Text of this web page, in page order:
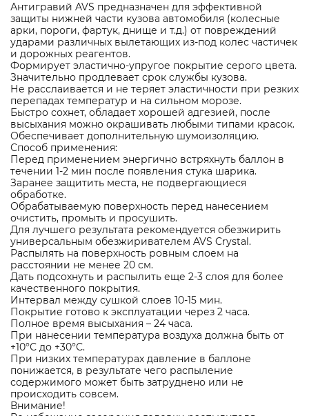
Антигравий AVS предназначен для эффективной
защиты нижней части кузова автомобиля (колесные
арки, пороги, фартук, днище и т.д.) от повреждений
ударами различных вылетающих из-под колес частичек
и дорожных реагентов.
Формирует эластично-упругое покрытие серого цвета.
Значительно продлевает срок службы кузова.
Не расслаивается и не теряет эластичности при резких
перепадах температур и на сильном морозе.
Быстро сохнет, обладает хорошей адгезией, после
высыхания можно окрашивать любыми типами красок.
Обеспечивает дополнительную шумоизоляцию.
Способ применения:
Перед применением энергично встряхнуть баллон в
течении 1-2 мин после появления стука шарика.
Заранее защитить места, не подвергающиеся
обработке.
Обрабатываемую поверхность перед нанесением
очистить, промыть и просушить.
Для лучшего результата рекомендуется обезжирить
универсальным обезжиривателем AVS Crystal.
Распылять на поверхность ровным слоем на
расстоянии не менее 20 см.
Дать подсохнуть и распылить еще 2-3 слоя для более
качественного покрытия.
Интервал между сушкой слоев 10-15 мин.
Покрытие готово к эксплуатации через 2 часа.
Полное время высыхания – 24 часа.
При нанесении температура воздуха должна быть от
+10°С до +30°С.
При низких температурах давление в баллоне
понижается, в результате чего распыление
содержимого может быть затруднено или не
происходить совсем.
Внимание!